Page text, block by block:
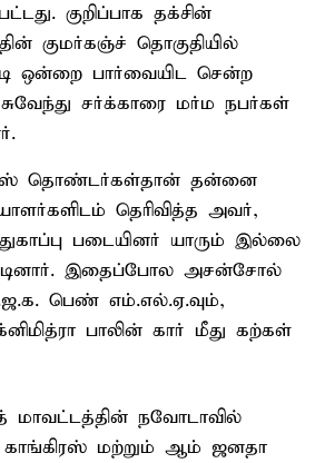
குறிப்பாக தக்சின்
குமர்கஞ்ச் தொகுதியில்
ஒன்றை பார்வையிட சென்ற
சர்க்காரை மர்ம நபர்கள்
தொண்டர்கள்தான் தன்னை
தெரிவித்த அவர்,
படையினர் யாரும் இல்லை
இதைப்போல அசன்சோல்
பெண் எம்.எல்.ஏ.வும்,
பாலின் கார் மீது கற்கள்
மாவட்டத்தின் நவோடாவில்
காங்கிரஸ் மற்றும் ஆம் ஜனதா